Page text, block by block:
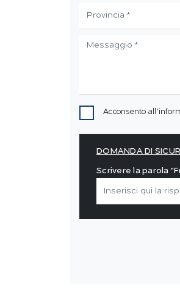
Acconsento
DOMANDA DI
Scrivere la parola